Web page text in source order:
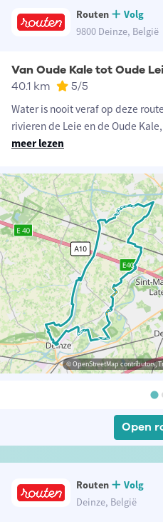
Routen
Volg
9800 Deinze, België
Van Oude Kale tot Oude
40.1 km 5/5
Water is nooit veraf op deze
rivieren de Leie en de Oude
meer lezen
© OpenStreetMap contributors,
Open
Routen
Volg
Deinze, België